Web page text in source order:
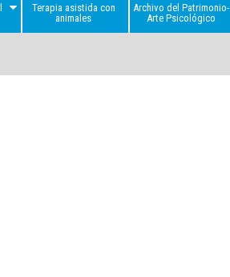
Terapia asistida con
animales
Archivo del Patrimonio-
Arte Psicológico